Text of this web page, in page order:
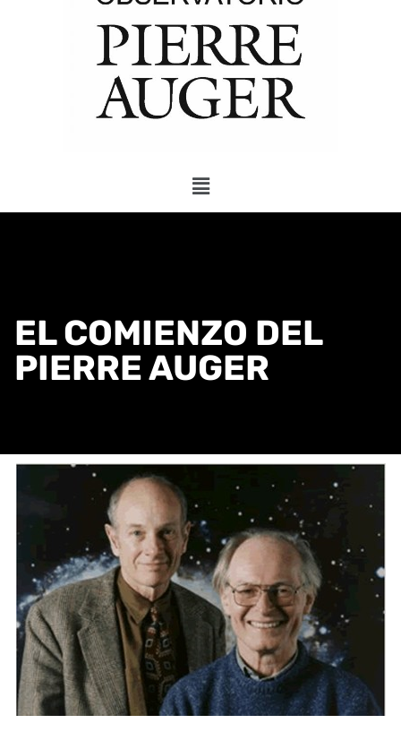
EL COMIENZO DEL
PIERRE AUGER